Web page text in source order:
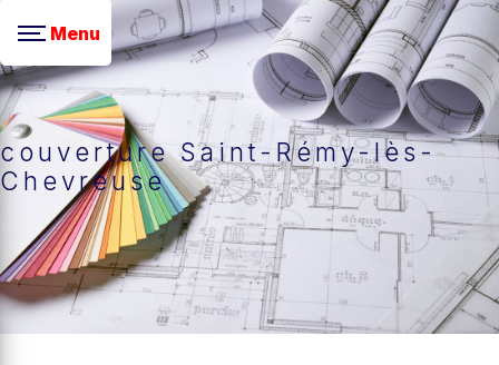
Menu
couverture Saint-Rémy-lès-
Chevreuse
Panneau de gestion des cookies